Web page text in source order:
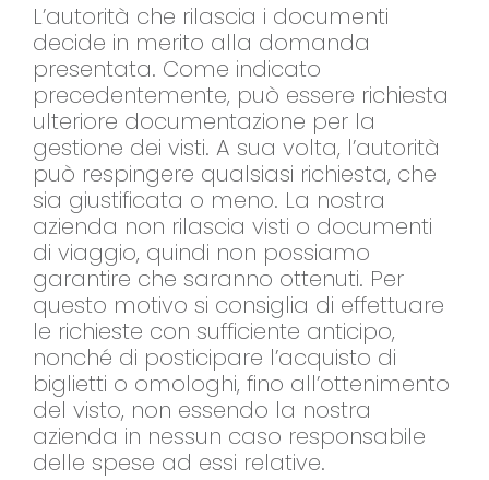
L’autorità che rilascia i documenti
decide in merito alla domanda
presentata. Come indicato
precedentemente, può essere richiesta
ulteriore documentazione per la
gestione dei visti. A sua volta, l’autorità
può respingere qualsiasi richiesta, che
sia giustificata o meno. La nostra
azienda non rilascia visti o documenti
di viaggio, quindi non possiamo
garantire che saranno ottenuti. Per
questo motivo si consiglia di effettuare
le richieste con sufficiente anticipo,
nonché di posticipare l’acquisto di
biglietti o omologhi, fino all’ottenimento
del visto, non essendo la nostra
azienda in nessun caso responsabile
delle spese ad essi relative.